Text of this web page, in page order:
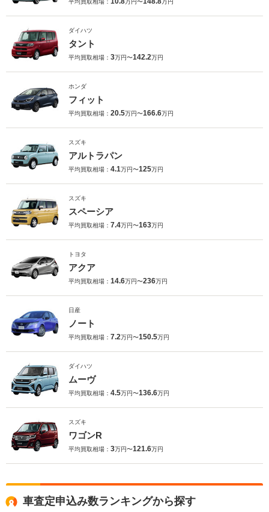
平均買取相場： 万円〜 万円
ダイハツ
タント
平均買取相場： 3万円〜142.2万円
ホンダ
フィット
平均買取相場： 20.5万円〜166.6万円
スズキ
アルトラパン
平均買取相場： 4.1万円〜125万円
スズキ
スペーシア
平均買取相場： 7.4万円〜163万円
トヨタ
アクア
平均買取相場： 14.6万円〜236万円
日産
ノート
平均買取相場： 7.2万円〜150.5万円
ダイハツ
ムーヴ
平均買取相場： 4.5万円〜136.6万円
スズキ
ワゴンR
平均買取相場： 3万円〜121.6万円
車査定申込み数ランキングから探す